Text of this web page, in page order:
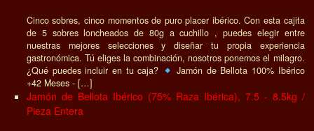
Cinco sobres, cinco momentos de puro placer ibérico. Con esta cajita
de 5 sobres loncheados de 80g a cuchillo , puedes elegir entre
nuestras mejores selecciones y diseñar tu propia experiencia
gastronómica. Tú eliges la combinación, nosotros ponemos el milagro.
¿Qué puedes incluir en tu caja?
Jamón de Bellota 100% Ibérico
+42 Meses - […]
Jamón de Bellota Ibérico (75% Raza Ibérica), 7.5 - 8.5kg /
Pieza Entera